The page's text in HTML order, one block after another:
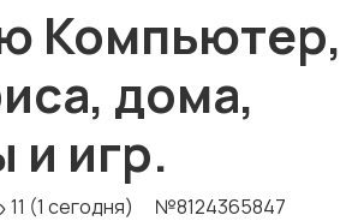
Компьютер,
дома,
и игр.
11 (1 сегодня) №8124365847